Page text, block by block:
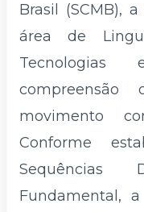
Brasil (SCMB),
área de
movimento
Conforme
Sequências
Fundamental,